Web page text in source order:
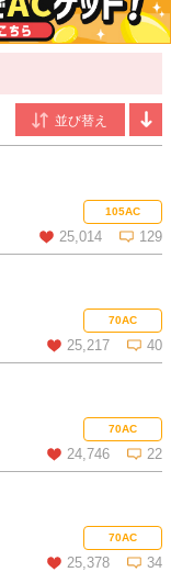
トを中心に活躍中。
る。本作にてコミ
12回ファンタジー
である「ほっといて
105AC
25,014 129
コメントを見る70AC
25,217 40
コメントを見る70AC
24,746 22
コメントを見る70AC
25,378 34